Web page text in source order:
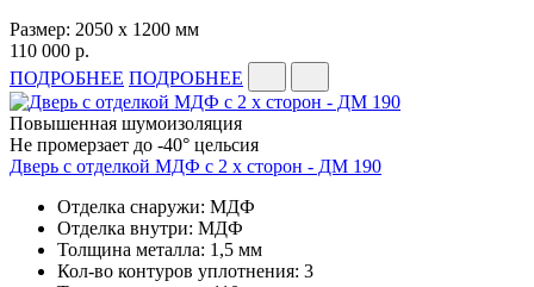
Размер: 2050 x 1200 мм
110 000 р.
ПОДРОБНЕЕ ПОДРОБНЕЕ
Повышенная шумоизоляция
Не промерзает до -40° цельсия
Дверь с отделкой МДФ с 2 х сторон - ДМ 190
Отделка снаружи: МДФ
Отделка внутри: МДФ
Толщина металла: 1,5 мм
Кол-во контуров уплотнения: 3